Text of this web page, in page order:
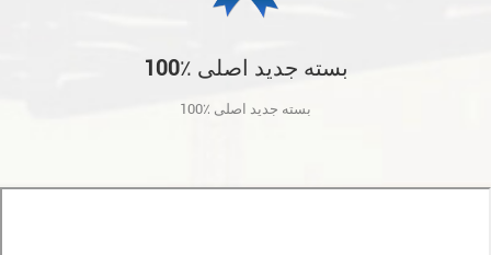
100٪ بسته جدید اصلی
100٪ بسته جدید اصلی